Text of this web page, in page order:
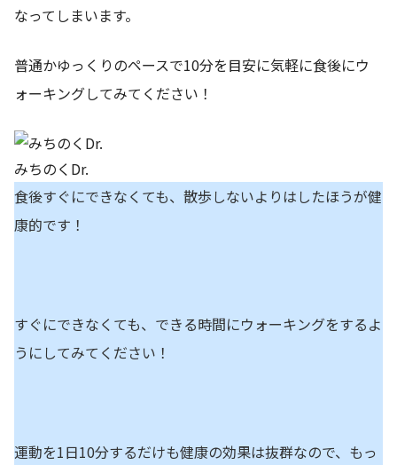
なってしまいます。
普通かゆっくりのペースで10分を目安に気軽に食後にウ
ォーキングしてみてください！
みちのくDr.
食後すぐにできなくても、散歩しないよりはしたほうが健
康的です！
すぐにできなくても、できる時間にウォーキングをするよ
うにしてみてください！
運動を1日10分するだけも健康の効果は抜群なので、もっ